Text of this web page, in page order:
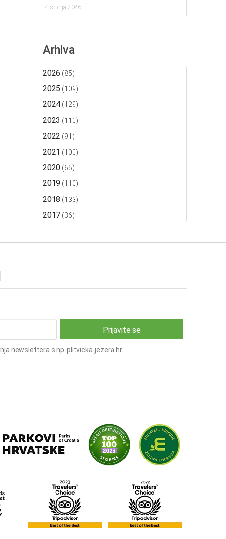
7. srpnja 2026.
Arhiva
2026 (85)
2025 (109)
2024 (129)
2023 (113)
2022 (91)
2021 (103)
2020 (65)
2019 (110)
2018 (133)
2017 (36)
newslettera s np-plitvicka-jezera.hr